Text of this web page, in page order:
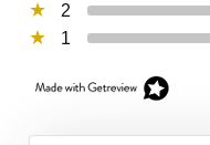
2
1